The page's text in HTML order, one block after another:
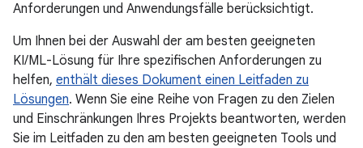
Anforderungen und Anwendungsfälle berücksichtigt.
Um Ihnen bei der Auswahl der am besten geeigneten
KI/ML-Lösung für Ihre spezifischen Anforderungen zu
helfen, enthält dieses Dokument einen Leitfaden zu
Lösungen. Wenn Sie eine Reihe von Fragen zu den Zielen
und Einschränkungen Ihres Projekts beantworten, werden
Sie im Leitfaden zu den am besten geeigneten Tools und